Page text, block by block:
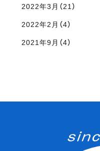
2022年3月（21）
2022年2月（4）
2021年9月（4）